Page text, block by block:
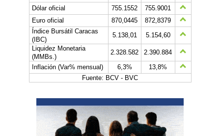
Dólar oficial
755.1552
755.9001
Euro oficial
870,0445
872,8379
Índice Bursátil Caracas
(IBC)
5.138,01
5.154,60
Liquidez Monetaria
(MMBs.)
2.328.582
2.390.884
Inflación (Var% mensual)
6,3%
13,8%
Fuente: BCV - BVC